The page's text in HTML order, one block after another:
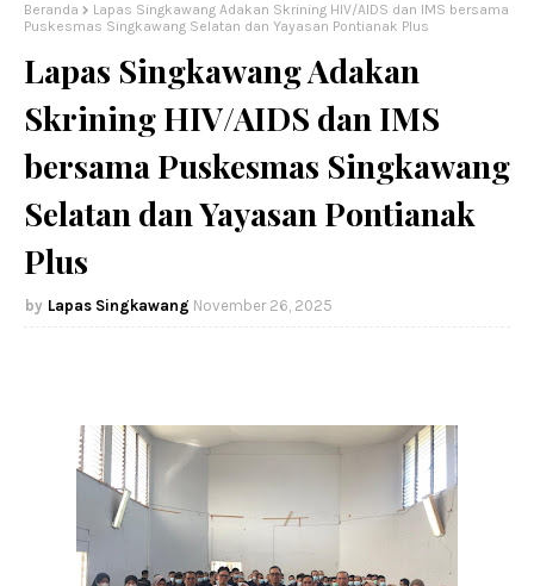
Beranda
Lapas Singkawang Adakan Skrining HIV/AIDS dan IMS bersama
Puskesmas Singkawang Selatan dan Yayasan Pontianak Plus
Lapas Singkawang Adakan
Skrining HIV/AIDS dan IMS
bersama Puskesmas Singkawang
Selatan dan Yayasan Pontianak
Plus
Lapas Singkawang November 26, 2025